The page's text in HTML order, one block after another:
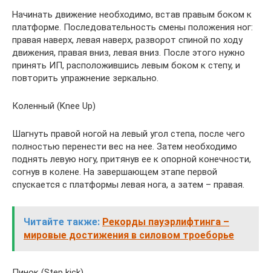
Начинать движение необходимо, встав правым боком к
платформе. Последовательность смены положения ног:
правая наверх, левая наверх, разворот спиной по ходу
движения, правая вниз, левая вниз. После этого нужно
принять ИП, расположившись левым боком к степу, и
повторить упражнение зеркально.
Коленный (Knee Up)
Шагнуть правой ногой на левый угол степа, после чего
полностью перенести вес на нее. Затем необходимо
поднять левую ногу, притянув ее к опорной конечности,
согнув в колене. На завершающем этапе первой
спускается с платформы левая нога, а затем – правая.
Читайте также: Рекорды пауэрлифтинга –
мировые достижения в силовом троеборье